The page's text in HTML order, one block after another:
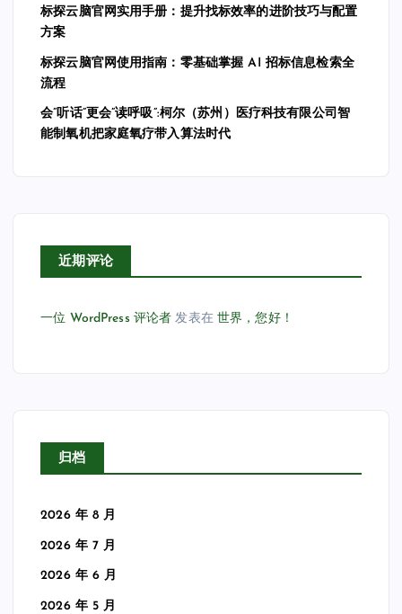
标探云脑官网实用手册：提升找标效率的进阶技巧与配置
方案
标探云脑官网使用指南：零基础掌握 AI 招标信息检索全
流程
会”听话”更会”读呼吸”:柯尔（苏州）医疗科技有限公司智
能制氧机把家庭氧疗带入算法时代
近期评论
一位 WordPress 评论者 发表在世界，您好！
归档
2026 年 8 月
2026 年 7 月
2026 年 6 月
2026 年 5 月